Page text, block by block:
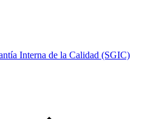
Interna de la Calidad (SGIC)